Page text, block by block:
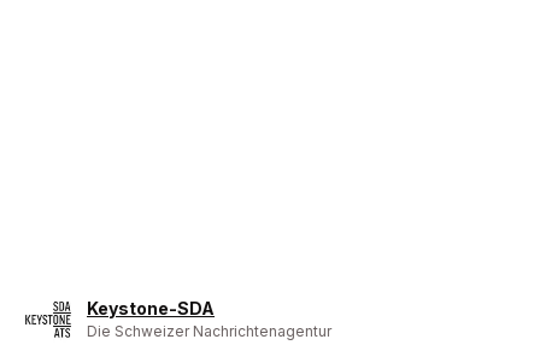
Keystone-SDA
Die Schweizer Nachrichtenagentur